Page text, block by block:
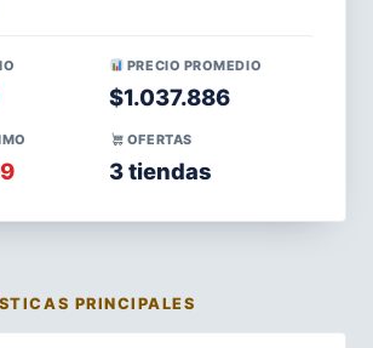
PRECIO PROMEDIO
$1.037.886
OFERTAS
3 tiendas
PRINCIPALES